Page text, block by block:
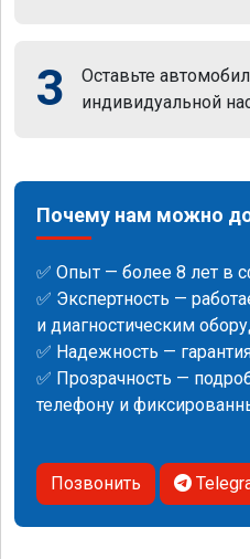
3
Оставьте
индивидуальной
Почему нам можно
✅ Опыт — более 8 лет в
✅ Экспертность —
и диагностическим
✅ Надежность —
✅ Прозрачность —
телефону и
Позвонить